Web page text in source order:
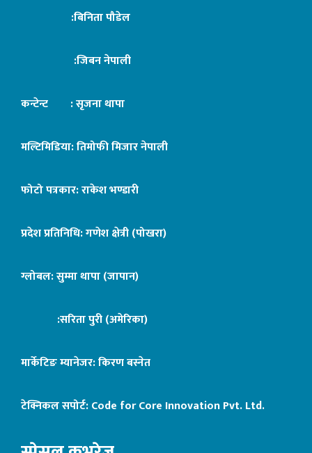
:बिनिता पौडेल
:जिबन नेपाली
कन्टेन्ट : सृजना थापा
मल्टिमिडिया: तिमोफी मिजार नेपाली
फोटो पत्रकार: राकेश भण्डारी
प्रदेश प्रतिनिधि: गणेश क्षेत्री (पोखरा)
ग्लोबल: सुम्मा थापा (जापान)
:सरिता पुरी (अमेरिका)
मार्केटिङ म्यानेजर: किरण बस्नेत
टेक्निकल सपोर्ट:Code for Core Innovation Pvt. Ltd.